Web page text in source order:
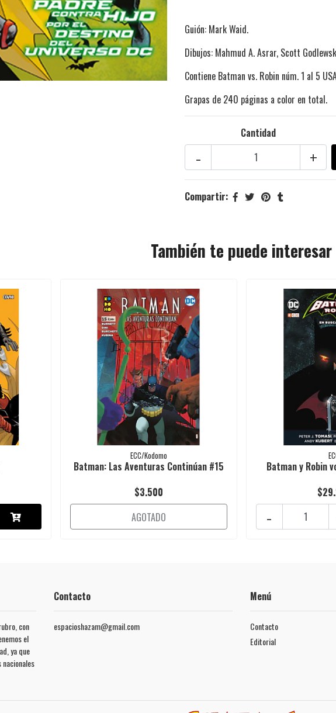
Guión: Mark Waid.
Dibujos: Mahmud A. Asrar, Scott
Contiene Batman vs. Robin núm. 1 al 5
Grapas de 240 páginas a color en total.
Cantidad
+
-
Compartir:
También te puede interesar
ECC/Kodomo
Batman: Las Aventuras Continúan #15
$3.500
AGOTADO
Batman y Robin
-
con
el
ya que
Contacto
espacioshazam@gmail.com
Menú
Contacto
Editorial